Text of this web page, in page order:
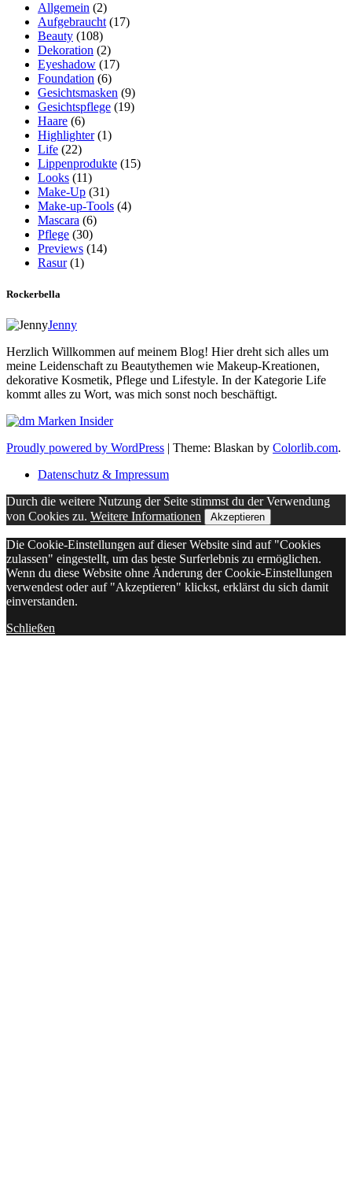
Allgemein (2)
Aufgebraucht(17)
Beauty (108)
Dekoration (2)
Eyeshadow (17)
Foundation (6)
Gesichtsmasken (9)
Gesichtspflege (19)
Haare (6)
Highlighter(1)
Life (22)
Lippenprodukte (15)
Looks (11)
Make-Up (31)
Make-up-Tools (4)
Mascara (6)
Pflege (30)
Previews (14)
Rasur(1)
Rockerbella
Jenny
Herzlich Willkommen auf meinem Blog! Hier dreht sich alles um
meine Leidenschaft zu Beautythemen wie Makeup-Kreationen,
dekorative Kosmetik, Pflege und Lifestyle. In der Kategorie Life
kommt alles zu Wort, was mich sonst noch beschäftigt.
Proudly powered by WordPress | Theme: Blaskan by Colorlib.com.
Datenschutz & Impressum
Durch die weitere Nutzung der Seite stimmst du der Verwendung
von Cookies zu. Weitere Informationen Akzeptieren
Die Cookie-Einstellungen auf dieser Website sind auf "Cookies
zulassen" eingestellt, um das beste Surferlebnis zu ermöglichen.
Wenn du diese Website ohne Änderung der Cookie-Einstellungen
verwendest oder auf "Akzeptieren" klickst, erklärst du sich damit
einverstanden.
Schließen